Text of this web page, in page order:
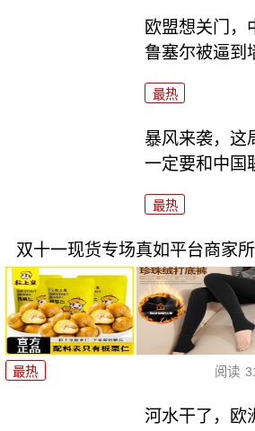
欧盟想关门，
鲁塞尔被逼到
最热
暴风来袭，这
一定要和中国
最热
双十一现货专场真如平台商家所
最热 阅读
河水干了，欧